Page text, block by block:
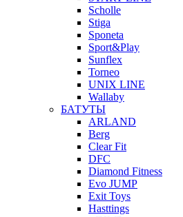
Scholle
Stiga
Sponeta
Sport&Play
Sunflex
Torneo
UNIX LINE
Wallaby
БАТУТЫ
ARLAND
Berg
Clear Fit
DFC
Diamond Fitness
Evo JUMP
Exit Toys
Hasttings